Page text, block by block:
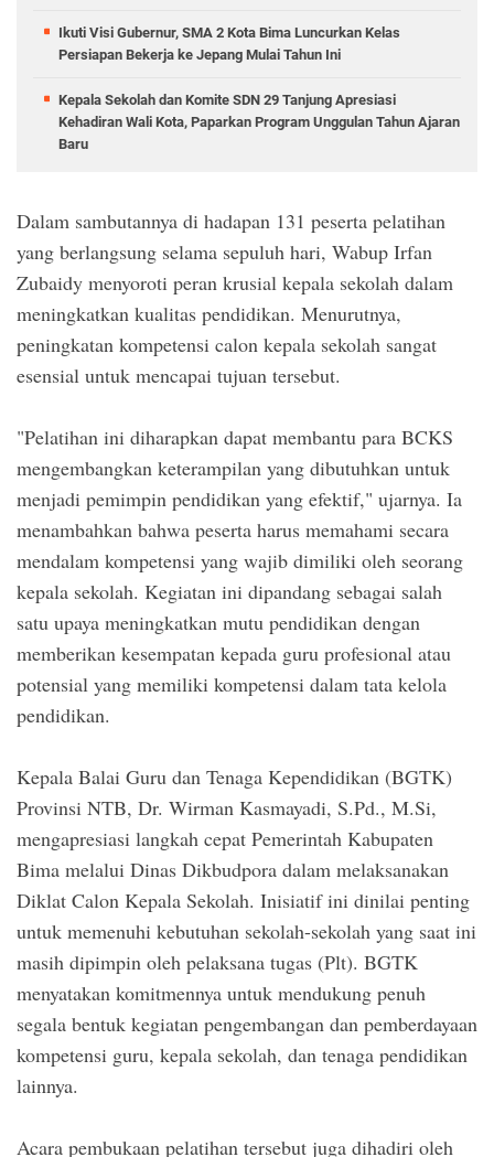
Ikuti Visi Gubernur, SMA 2 Kota Bima Luncurkan Kelas
Persiapan Bekerja ke Jepang Mulai Tahun Ini
Kepala Sekolah dan Komite SDN 29 Tanjung Apresiasi
Kehadiran Wali Kota, Paparkan Program Unggulan Tahun Ajaran
Baru
Dalam sambutannya di hadapan 131 peserta pelatihan
yang berlangsung selama sepuluh hari, Wabup Irfan
Zubaidy menyoroti peran krusial kepala sekolah dalam
meningkatkan kualitas pendidikan. Menurutnya,
peningkatan kompetensi calon kepala sekolah sangat
esensial untuk mencapai tujuan tersebut.
"Pelatihan ini diharapkan dapat membantu para BCKS
mengembangkan keterampilan yang dibutuhkan untuk
menjadi pemimpin pendidikan yang efektif," ujarnya. Ia
menambahkan bahwa peserta harus memahami secara
mendalam kompetensi yang wajib dimiliki oleh seorang
kepala sekolah. Kegiatan ini dipandang sebagai salah
satu upaya meningkatkan mutu pendidikan dengan
memberikan kesempatan kepada guru profesional atau
potensial yang memiliki kompetensi dalam tata kelola
pendidikan.
Kepala Balai Guru dan Tenaga Kependidikan (BGTK)
Provinsi NTB, Dr. Wirman Kasmayadi, S.Pd., M.Si,
mengapresiasi langkah cepat Pemerintah Kabupaten
Bima melalui Dinas Dikbudpora dalam melaksanakan
Diklat Calon Kepala Sekolah. Inisiatif ini dinilai penting
untuk memenuhi kebutuhan sekolah-sekolah yang saat ini
masih dipimpin oleh pelaksana tugas (Plt). BGTK
menyatakan komitmennya untuk mendukung penuh
segala bentuk kegiatan pengembangan dan pemberdayaan
kompetensi guru, kepala sekolah, dan tenaga pendidikan
lainnya.
Acara pembukaan pelatihan tersebut juga dihadiri oleh